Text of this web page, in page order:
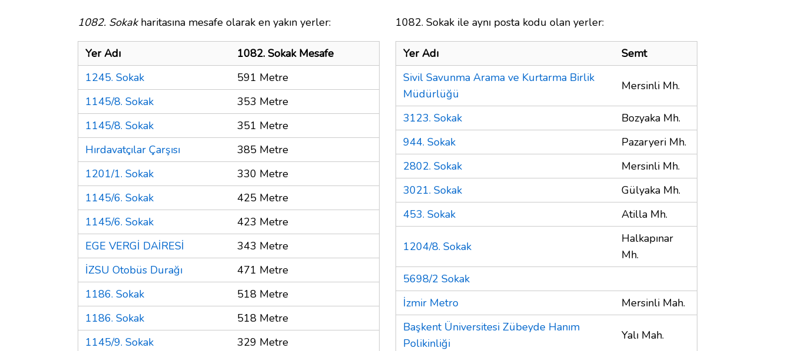
1082. Sokakharitasına mesafe olarak en yakın yerler:
Yer Adı
1082. Sokak Mesafe
1245. Sokak
591 Metre
1145/8. Sokak
353 Metre
1145/8. Sokak
351 Metre
Hırdavatçılar Çarşısı
385 Metre
1201/1. Sokak
330 Metre
1145/6. Sokak
425 Metre
1145/6. Sokak
423 Metre
EGE VERGİ DAİRESİ
343 Metre
İZSU Otobüs Durağı
471 Metre
1186. Sokak
518 Metre
1186. Sokak
518 Metre
1145/9. Sokak
329 Metre
1082. Sokak ile aynı posta kodu olan yerler:
Yer Adı
Semt
Sivil Savunma Arama ve Kurtarma Birlik
Müdürlüğü
Mersinli Mh.
3123. Sokak
Bozyaka Mh.
944. Sokak
Pazaryeri Mh.
2802. Sokak
Mersinli Mh.
3021. Sokak
Gülyaka Mh.
453. Sokak
Atilla Mh.
1204/8. Sokak
Halkapınar
Mh.
5698/2 Sokak
İzmir Metro
Mersinli Mah.
Başkent Üniversitesi Zübeyde Hanım
Polikinliği
Yalı Mah.